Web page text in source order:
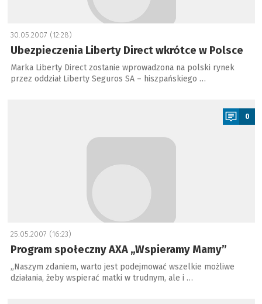
30.05.2007 (12:28)
Ubezpieczenia Liberty Direct wkrótce w Polsce
Marka Liberty Direct zostanie wprowadzona na polski rynek
przez oddział Liberty Seguros SA – hiszpańskiego …
0
25.05.2007 (16:23)
Program społeczny AXA „Wspieramy Mamy”
„Naszym zdaniem, warto jest podejmować wszelkie możliwe
działania, żeby wspierać matki w trudnym, ale i …